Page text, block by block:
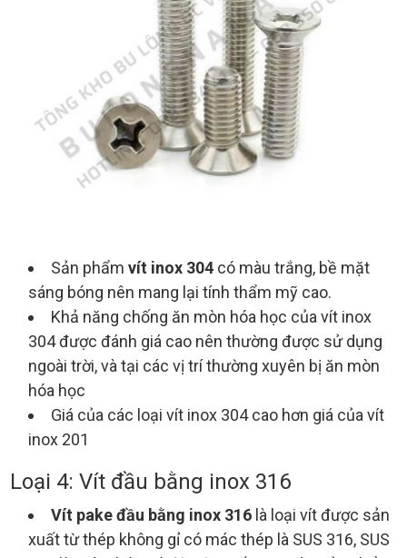
Sản phẩm vít inox 304 có màu trắng, bề mặt
sáng bóng nên mang lại tính thẩm mỹ cao.
Khả năng chống ăn mòn hóa học của vít inox
304 được đánh giá cao nên thường được sử dụng
ngoài trời, và tại các vị trí thường xuyên bị ăn mòn
hóa học
Giá của các loại vít inox 304 cao hơn giá của vít
inox 201
Loại 4: Vít đầu bằng inox 316
Vít pake đầu bằng inox 316 là loại vít được sản
xuất từ thép không gỉ có mác thép là SUS 316, SUS